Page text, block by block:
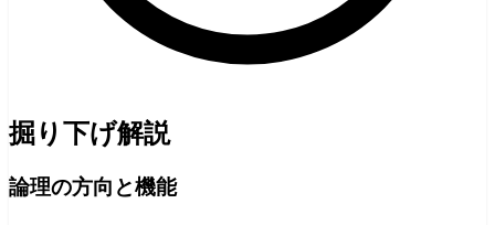
掘り下げ解説
論理の方向と機能